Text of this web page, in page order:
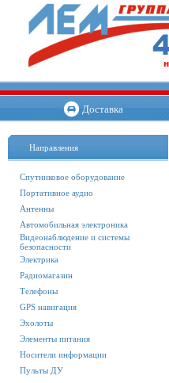
Доставка
Направления
Спутниковое оборудование
Портативное аудио
Антенны
Автомобильная электроника
Видеонаблюдение и системы
безопасности
Электрика
Радиомагазин
Телефоны
GPS навигация
Эхолоты
Элементы питания
Носители информации
Пульты ДУ